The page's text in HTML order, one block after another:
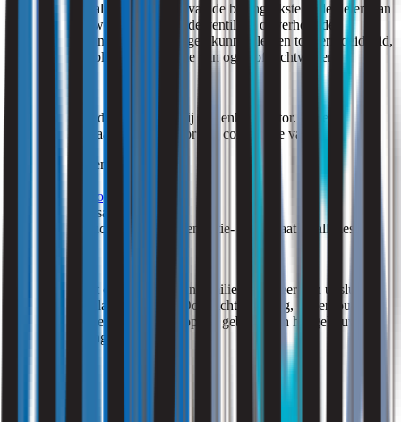
Binnenluchtkwaliteit vormt één van de belangrijkste onderdelen van
gezonde gebouwen. Onvoldoende ventilatie of verhoogde
concentraties van verontreinigingen kunnen leiden tot vermoeidheid,
concentratieproblemen en irritatie van ogen of luchtwegen.
De oorzaak ligt daarbij zelden bij één enkele factor. In veel
gebouwen ontstaat belasting door een combinatie van:
materiaalemissies;
microbiologische agentia
gebruikersactiviteiten;
en het functioneren van ventilatie- en klimaatinstallaties.
Daardoor vraagt een gezond binnenmilieu om meer dan uitsluitend
voldoende ventilatiecapaciteit. Ook luchtverdeling, onderhoud,
bronbeheersing en afstemming op het gebruik van het gebouw
spelen een belangrijke rol.